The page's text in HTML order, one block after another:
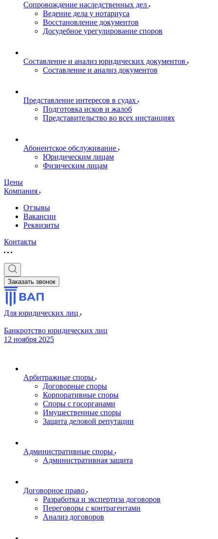
Сопровождение наследственных дел
Ведение дела у нотариуса
Восстановление документов
Досудебное урегулирование споров
Составление и анализ юридических документов
Составление и анализ документов
Представление интересов в судах
Подготовка исков и жалоб
Представительство во всех инстанциях
Абонентское обслуживание
Юридическим лицам
Физическим лицам
Цены
Компания
Отзывы
Вакансии
Реквизиты
Контакты
Заказать звонок
Для юридических лиц
Банкротство юридических лиц
12 ноября 2025
Арбитражные споры
Договорные споры
Корпоративные споры
Споры с госорганами
Имущественные споры
Защита деловой репутации
Административные споры
Административная защита
Договорное право
Разработка и экспертиза договоров
Переговоры с контрагентами
Анализ договоров